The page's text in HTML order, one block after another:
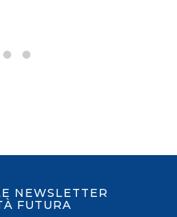
NEWSLETTER
FUTURA